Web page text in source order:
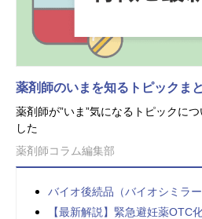
薬剤師のいまを知るトピックま
薬剤師が”いま”気になるトピックに
した
薬剤師コラム編集部
バイオ後続品（バイオシミラ
【最新解説】緊急避妊薬OTC